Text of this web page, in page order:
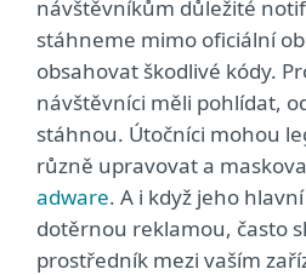
návštěvníkům důležité
stáhneme mimo oficiální
obsahovat škodlivé kódy.
návštěvníci měli pohlídat,
stáhnou. Útočníci mohou
různě upravovat a
adware. A i když jeho
dotěrnou reklamou, často
prostředník mezi vaším